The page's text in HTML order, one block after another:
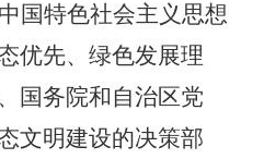
国特色社会主义思想
优先、绿色发展理
国务院和自治区党
文明建设的决策部